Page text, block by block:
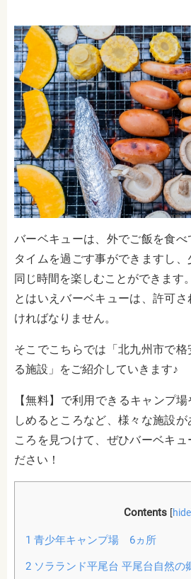
生活
バーベキューは、外でご飯を食
タイムを過ごす事ができますし
同じ時間を楽しむことができます。
とはいえバーベキューは、許可
ければなりません。
そこでこちらでは「北九州市で
る施設」をご紹介していきます♪
【無料】で利用できるキャンプ
しめるところなど、様々な施設
ころを見つけて、ぜひバーベキュ
ださい！
Contents [hide
1 青少年キャンプ場 6ヵ所
2ソラランド平尾台 平尾台自然の